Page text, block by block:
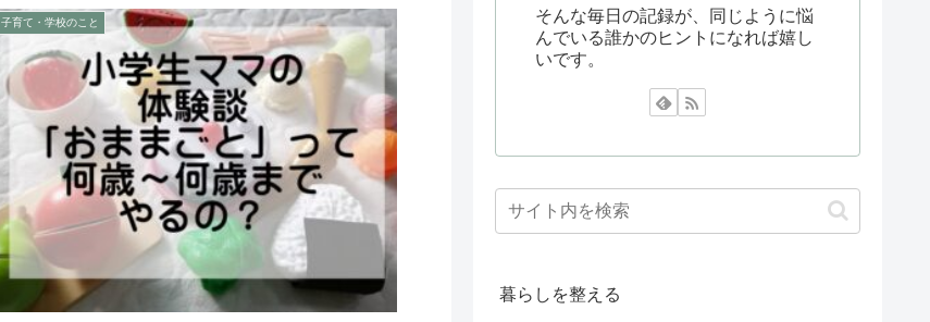
子育て・学校のこと
そんな毎日の記録が、同じように悩
んでいる誰かのヒントになれば嬉し
いです。
暮らしを整える